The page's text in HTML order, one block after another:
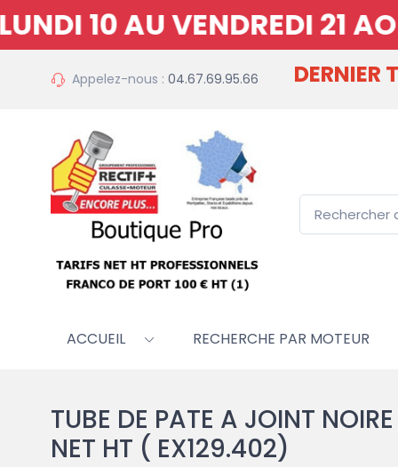
10 AU VENDREDI 21
Appelez-nous : 04.67.69.95.66 DERNIER
ACCUEIL RECHERCHE PAR MOTEUR
TUBE DE PATE A JOINT
NET HT ( EX129.402)